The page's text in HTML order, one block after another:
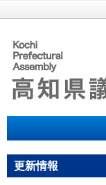
更新情報